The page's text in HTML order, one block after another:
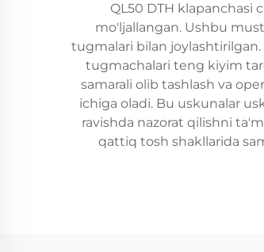
QL50 DTH
mo'ljallangan. Ushbu
tugmalari bilan
tugmachalari teng kiyim
samarali olib tashlash va
ichiga oladi. Bu uskunalar
ravishda nazorat qilishni
qattiq tosh shakllarida